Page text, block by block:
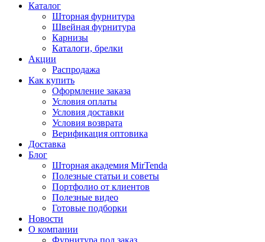
Каталог
Шторная фурнитура
Швейная фурнитура
Карнизы
Каталоги, брелки
Акции
Распродажа
Как купить
Оформление заказа
Условия оплаты
Условия доставки
Условия возврата
Верификация оптовика
Доставка
Блог
Шторная академия MirTenda
Полезные статьи и советы
Портфолио от клиентов
Полезные видео
Готовые подборки
Новости
О компании
Фурнитура под заказ